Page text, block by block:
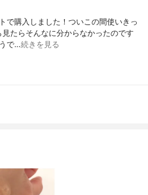
で購入しました！ついこの間使いきっ
たらそんなに分からなかったのです
で…続きを見る